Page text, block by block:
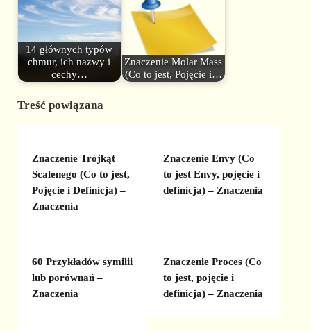
14 głównych typów
chmur, ich nazwy i
cechy…
Znaczenie Molar Mass
(Co to jest, Pojęcie i…
Treść powiązana
Znaczenie Trójkąt
Scalenego (Co to jest,
Pojęcie i Definicja) –
Znaczenia
Znaczenie Envy (Co
to jest Envy, pojęcie i
definicja) – Znaczenia
60 Przykładów symilii
lub porównań –
Znaczenia
Znaczenie Proces (Co
to jest, pojęcie i
definicja) – Znaczenia